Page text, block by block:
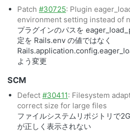
Patch #30725: Plugin
environment setting instead of
プラグインのパスを
定を Rails.env の値ではなく
よう変更
SCM
Defect #30411: Filesystem
correct size for large files
ファイルシステムリポジトリで
が正しく表示されない